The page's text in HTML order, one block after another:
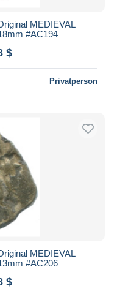
MEDIEVAL
#AC194
$
Privatperson
MEDIEVAL
#AC206
$